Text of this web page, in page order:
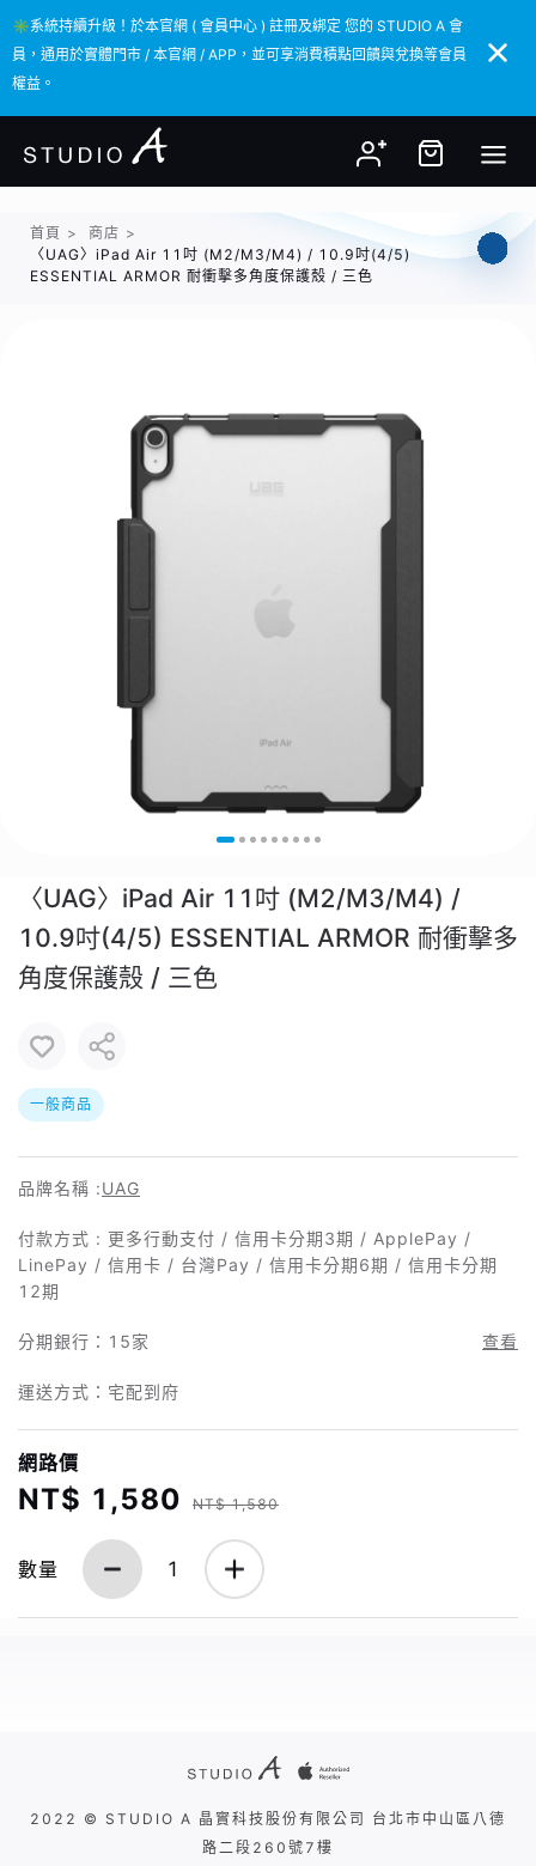
✳️系統持續升級！於本官網 ( 會員中心 ) 註冊及綁定 您的 STUDIO A 會
員，通用於實體門市 / 本官網 / APP，並可享消費積點回饋與兌換等會員
權益。
✳️系統持續升級！於本官網 ( 會員中心 ) 註冊及綁定 您的 STUDIO A 會
員，通用於實體門市 / 本官網 / APP，並可享消費積點回饋與兌換等會員
權益。
首頁 > 商店 >
〈UAG〉iPad Air 11吋 (M2/M3/M4) / 10.9吋(4/5)
ESSENTIAL ARMOR 耐衝擊多角度保護殼 / 三色
〈UAG〉iPad Air 11吋 (M2/M3/M4) /
10.9吋(4/5) ESSENTIAL ARMOR 耐衝擊多
角度保護殼 / 三色
一般商品
品牌名稱 :UAG
付款方式 : 更多行動支付 / 信用卡分期3期 / ApplePay /
LinePay / 信用卡 / 台灣Pay / 信用卡分期6期 / 信用卡分期
12期
分期銀行： 15家 查看
運送方式：宅配到府
網路價
NT$ 1,580 NT$ 1,580
數量 1
2022 © STUDIO A 晶實科技股份有限公司 台北市中山區八德
路二段260號7樓